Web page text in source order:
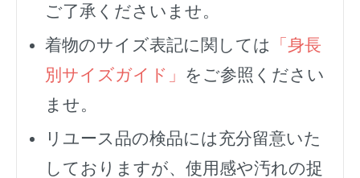
ご了承くださいませ。
着物のサイズ表記に関しては
「身長
別サイズガイド」 をご参照ください
ませ。
リユース品の検品には充分留意いた
しておりますが、使用感や汚れの捉